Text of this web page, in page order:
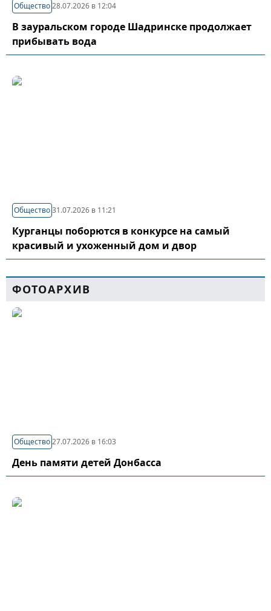
Общество28.07.2026 в 12:04
В зауральском городе Шадринске продолжает
прибывать вода
Общество31.07.2026 в 11:21
Курганцы поборются в конкурсе на самый
красивый и ухоженный дом и двор
ФОТОАРХИВ
Общество27.07.2026 в 16:03
День памяти детей Донбасса